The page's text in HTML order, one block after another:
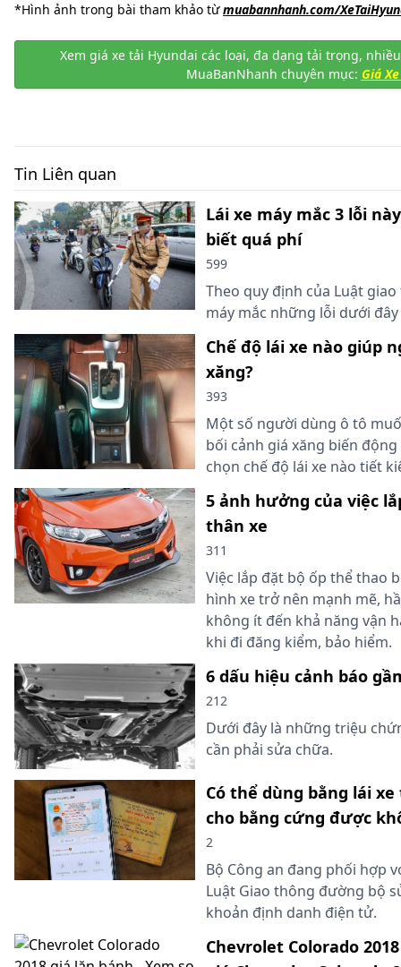
*Hình ảnh trong bài tham khảo từmuabannhanh.com/
Xem giá xe tải Hyundai các loại, đa dạng tải trọng,
MuaBanNhanh chuyên mục: Giá
Tin Liên quan
Lái xe máy mắc 3 lỗi
biết quá phí
599
Theo quy định của Luật
máy mắc những lỗi dưới
Chế độ lái xe nào giúp
xăng?
393
Một số người dùng ô tô
bối cảnh giá xăng biến
chọn chế độ lái xe nào tiết
5 ảnh hưởng của việc
thân xe
311
Việc lắp đặt bộ ốp thể thao
hình xe trở nên mạnh mẽ,
không ít đến khả năng vận
khi đi đăng kiểm, bảo hiểm.
6 dấu hiệu cảnh báo
212
Dưới đây là những triệu
cần phải sửa chữa.
Có thể dùng bằng lái
cho bằng cứng được
2
Bộ Công an đang phối hợp
Luật Giao thông đường bộ
khoản định danh điện tử.
Chevrolet Colorado